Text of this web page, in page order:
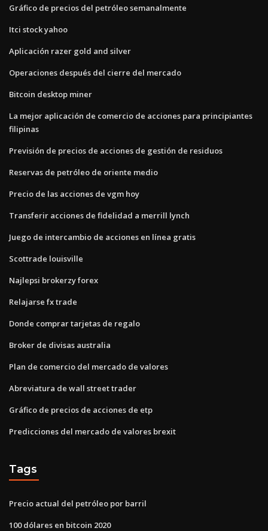
Gráfico de precios del petróleo semanalmente
Itci stock yahoo
Aplicación razer gold and silver
Operaciones después del cierre del mercado
Bitcoin desktop miner
La mejor aplicación de comercio de acciones para principiantes
filipinas
Previsión de precios de acciones de gestión de residuos
Reservas de petróleo de oriente medio
Precio de las acciones de vgm hoy
Transferir acciones de fidelidad a merrill lynch
Juego de intercambio de acciones en línea gratis
Scottrade louisville
Najlepsi brokerzy forex
Relajarse fx trade
Donde comprar tarjetas de regalo
Broker de divisas australia
Plan de comercio del mercado de valores
Abreviatura de wall street trader
Gráfico de precios de acciones de etp
Predicciones del mercado de valores brexit
Tags
Precio actual del petróleo por barril
100 dólares en bitcoin 2020